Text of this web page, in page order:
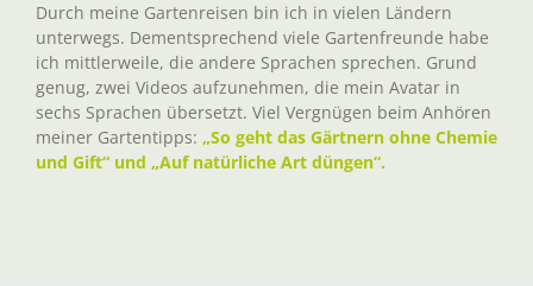
Durch meine Gartenreisen bin ich in vielen Ländern
unterwegs. Dementsprechend viele Gartenfreunde habe
ich mittlerweile, die andere Sprachen sprechen. Grund
genug, zwei Videos aufzunehmen, die mein Avatar in
sechs Sprachen übersetzt. Viel Vergnügen beim Anhören
meiner Gartentipps: „So geht das Gärtnern ohne Chemie
und Gift“ und „Auf natürliche Art düngen“.